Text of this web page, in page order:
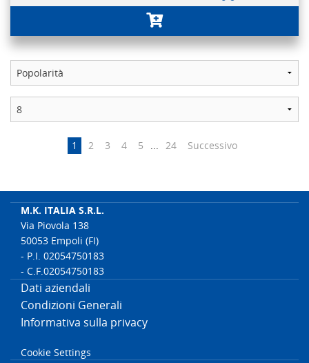
1 2 3 4 5 ... 24 Successivo
M.K. ITALIA S.R.L.
Via Piovola 138
50053 Empoli (FI)
- P.I. 02054750183
- C.F.02054750183
Dati aziendali
Condizioni Generali
Informativa sulla privacy
Cookie Settings